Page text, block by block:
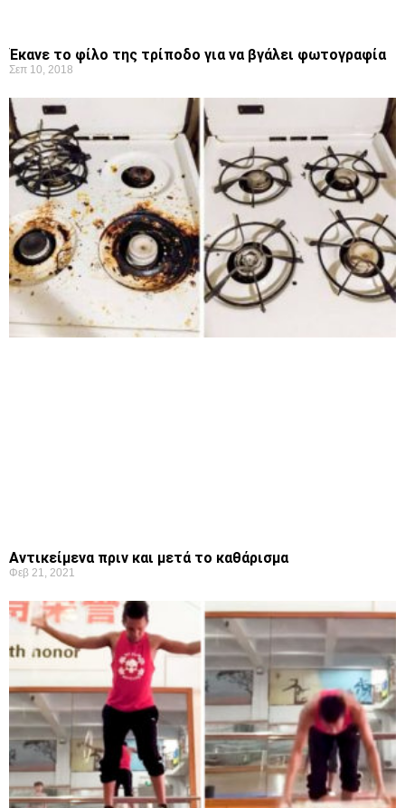
Έκανε το φίλο της τρίποδο για να βγάλει φωτογραφία
Σεπ 10, 2018
Αντικείμενα πριν και μετά το καθάρισμα
Φεβ 21, 2021